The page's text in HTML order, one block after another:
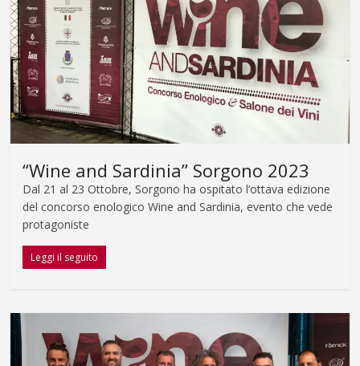
“Wine and Sardinia” Sorgono 2023
Dal 21 al 23 Ottobre, Sorgono ha ospitato l’ottava edizione
del concorso enologico Wine and Sardinia, evento che vede
protagoniste
Leggi il seguito